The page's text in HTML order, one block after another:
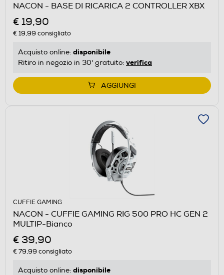
NACON - BASE DI RICARICA 2 CONTROLLER XBX
€ 19,90
€ 19,99 consigliato
Acquisto online: disponibile
Ritiro in negozio in 30' gratuito: verifica
AGGIUNGI
CUFFIE GAMING
NACON - CUFFIE GAMING RIG 500 PRO HC GEN 2
MULTIP-Bianco
€ 39,90
€ 79,99 consigliato
Acquisto online: disponibile